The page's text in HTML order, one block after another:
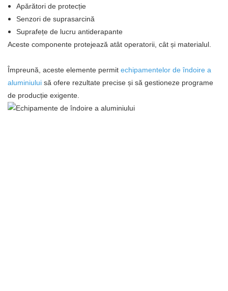
Apărători de protecție
Senzori de suprasarcină
Suprafețe de lucru antiderapante
Aceste componente protejează atât operatorii, cât și materialul.
Împreună, aceste elemente permit echipamentelor de îndoire a
aluminiului să ofere rezultate precise și să gestioneze programe
de producție exigente.